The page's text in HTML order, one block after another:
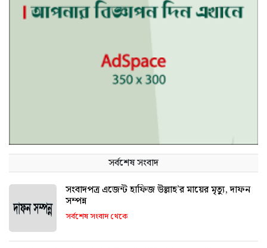
সর্বশেষ সংবাদ
সংবাদপত্র এজেন্ট হাফিজ উল্লাহ’র মায়ের মৃত্যু, দাফন
সম্পন্ন
সর্বশেষ সংবাদ থেকে